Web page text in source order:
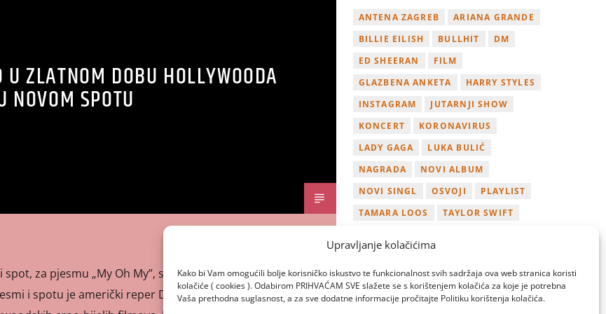
Upravljanje kolačićima
Kako bi Vam omogućili bolje korisničko iskustvo te funkcionalnost svih sadržaja ova web stranica koristi
kolačiće ( cookies ). Odabirom PRIHVAĆAM SVE slažete se s korištenjem kolačića za koje je potrebna
Vaša prethodna suglasnost, a za sve dodatne informacije pročitajte Politiku korištenja kolačića.
ZLATNOM DOBU HOLLYWOODA
NOVOM SPOTU
za pjesmu „My Oh My”, sa novog albuma
i spotu je američki reper DaBaby, s kojim Camila
ANTENA ZAGREB
ARIANA GRANDE
BILLIE EILISH
BULLHIT
DM
ED SHEERAN
FILM
GLAZBENA ANKETA
HARRY STYLES
INSTAGRAM
JUTARNJI SHOW
KONCERT
KORONAVIRUS
LADY GAGA
LUKA BULIĆ
NAGRADA
NOVI ALBUM
NOVI SINGL
OSVOJI
PLAYLIST
TAMARA LOOS
TAYLOR SWIFT